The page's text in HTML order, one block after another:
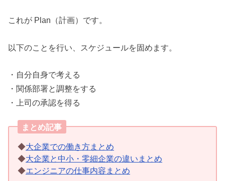
これが Plan（計画）です。
以下のことを行い、スケジュールを固めます。
・自分自身で考える
・関係部署と調整をする
・上司の承認を得る
まとめ記事
◆大企業での働き方まとめ
◆大企業と中小・零細企業の違いまとめ
◆エンジニアの仕事内容まとめ